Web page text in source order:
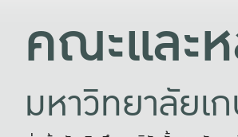
คณะและ
มหาวิทยาลัยเ